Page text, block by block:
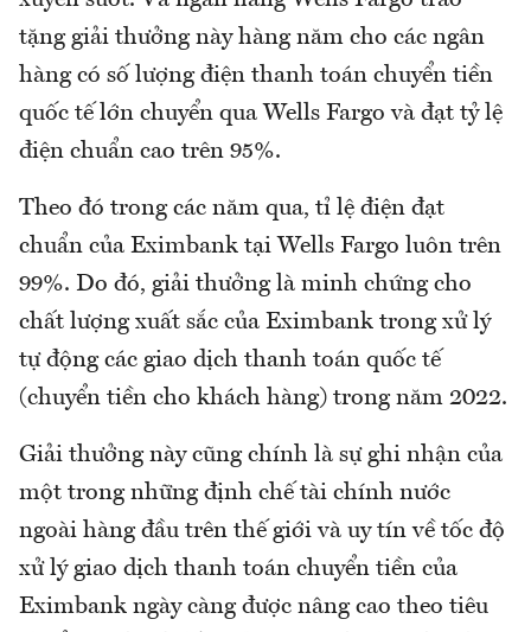
tặng giải thưởng này hàng năm cho các ngân
hàng có số lượng điện thanh toán chuyển tiền
quốc tế lớn chuyển qua Wells Fargo và đạt tỷ lệ
điện chuẩn cao trên 95%.
Theo đó trong các năm qua, tỉ lệ điện đạt
chuẩn của Eximbank tại Wells Fargo luôn trên
99%. Do đó, giải thưởng là minh chứng cho
chất lượng xuất sắc của Eximbank trong xử lý
tự động các giao dịch thanh toán quốc tế
(chuyển tiền cho khách hàng) trong năm 2022.
Giải thưởng này cũng chính là sự ghi nhận của
một trong những định chế tài chính nước
ngoài hàng đầu trên thế giới và uy tín về tốc độ
xử lý giao dịch thanh toán chuyển tiền của
Eximbank ngày càng được nâng cao theo tiêu